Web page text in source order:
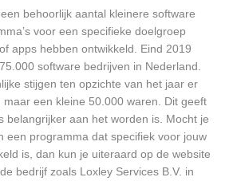
behoorlijk aantal kleinere software
voor een specifieke doelgroep
apps hebben ontwikkeld. Eind 2019
software bedrijven in Nederland.
stijgen ten opzichte van het jaar er
een kleine 50.000 waren. Dit geeft
belangrijker aan het worden is. Mocht je
een programma dat specifiek voor jouw
is, dan kun je uiteraard op de website
bedrijf zoals Loxley Services B.V. in